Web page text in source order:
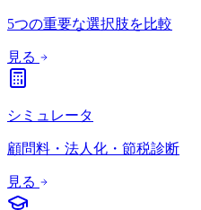
5つの重要な選択肢を比較
見る
シミュレータ
顧問料・法人化・節税診断
見る